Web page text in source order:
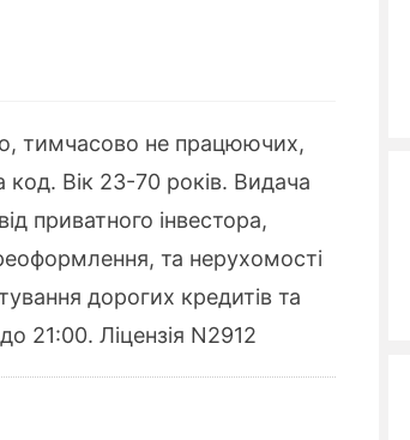
тимчасово не працюючих,
код. Вік 23-70 років. Видача
приватного інвестора,
та нерухомості
дорогих кредитів та
21:00. Ліцензія N2912